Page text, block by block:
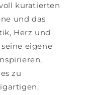
kuratierten
und das
Herz und
eigene
zu